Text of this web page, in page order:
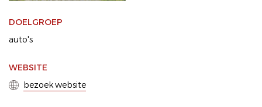
DOELGROEP
auto's
WEBSITE
bezoek website